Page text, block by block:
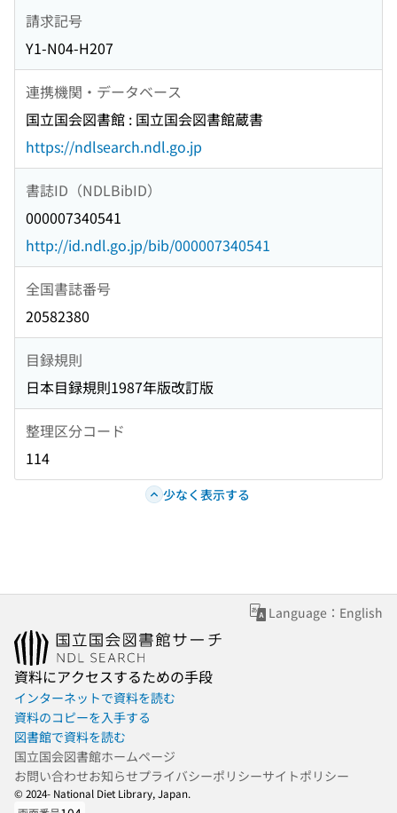
請求記号
Y1-N04-H207
連携機関・データベース
国立国会図書館 : 国立国会図書館蔵書
https://ndlsearch.ndl.go.jp
書誌ID（NDLBibID）
000007340541
http://id.ndl.go.jp/bib/000007340541
全国書誌番号
20582380
目録規則
日本目録規則1987年版改訂版
整理区分コード
114
少なく表示する
Language：English
資料にアクセスするための手段
インターネットで資料を読む
資料のコピーを入手する
図書館で資料を読む
国立国会図書館ホームページ
お問い合わせお知らせプライバシーポリシーサイトポリシー
© 2024- National Diet Library, Japan.